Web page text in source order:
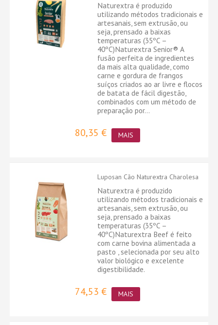
Naturextra é produzido
utilizando métodos tradicionais e
artesanais, sem extrusão, ou
seja, prensado a baixas
temperaturas (35ºC –
40ºC)Naturextra Senior® A
fusão perfeita de ingredientes
da mais alta qualidade, como
carne e gordura de frangos
suíços criados ao ar livre e flocos
de batata de fácil digestão,
combinados com um método de
preparação por...
80,35 € MAIS
Luposan Cão Naturextra Charolesa
Naturextra é produzido
utilizando métodos tradicionais e
artesanais, sem extrusão, ou
seja, prensado a baixas
temperaturas (35ºC –
40ºC)Naturextra Beef é feito
com carne bovina alimentada a
pasto , selecionada por seu alto
valor biológico e excelente
digestibilidade.
74,53 € MAIS